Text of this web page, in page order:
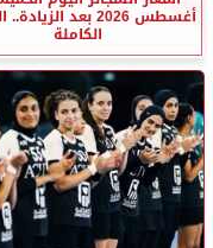
أغسطس 2026 بعد
الكاملة